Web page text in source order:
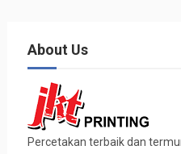
About Us
Percetakan terbaik dan